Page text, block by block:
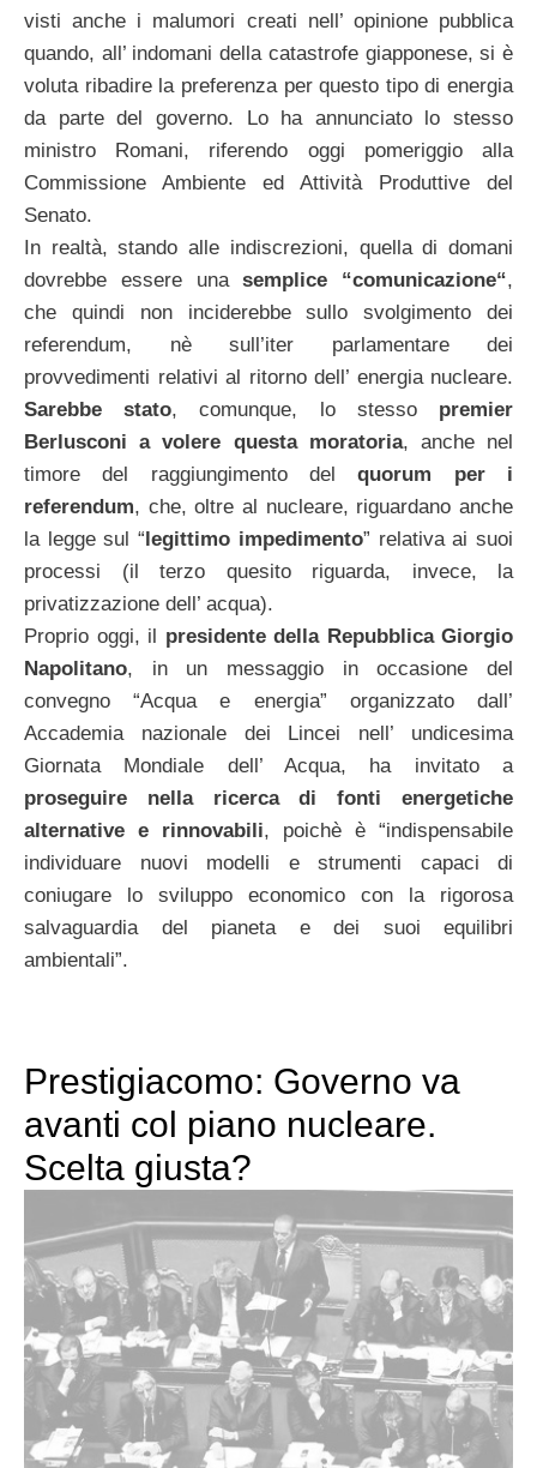
visti anche i malumori creati nell’ opinione pubblica
quando, all’ indomani della catastrofe giapponese, si è
voluta ribadire la preferenza per questo tipo di energia
da parte del governo. Lo ha annunciato lo stesso
ministro Romani, riferendo oggi pomeriggio alla
Commissione Ambiente ed Attività Produttive del
Senato.
In realtà, stando alle indiscrezioni, quella di domani
dovrebbe essere unasemplice “comunicazione“,
che quindi non inciderebbe sullo svolgimento dei
referendum, nè sull’iter parlamentare dei
provvedimenti relativi al ritorno dell’ energia nucleare.
Sarebbe stato, comunque, lo stesso premier
Berlusconi a volere questa moratoria, anche nel
timore del raggiungimento delquorum per i
referendum, che, oltre al nucleare, riguardano anche
la legge sul “ legittimo impedimento” relativa ai suoi
processi (il terzo quesito riguarda, invece, la
privatizzazione dell’ acqua).
Proprio oggi, il presidente della Repubblica Giorgio
Napolitano, in un messaggio in occasione del
convegno “Acqua e energia” organizzato dall’
Accademia nazionale dei Lincei nell’ undicesima
Giornata Mondiale dell’ Acqua, ha invitato a
proseguire nella ricerca di fonti energetiche
alternative e rinnovabili, poichè è “indispensabile
individuare nuovi modelli e strumenti capaci di
coniugare lo sviluppo economico con la rigorosa
salvaguardia del pianeta e dei suoi equilibri
ambientali”.
Prestigiacomo: Governo va
avanti col piano nucleare.
Scelta giusta?